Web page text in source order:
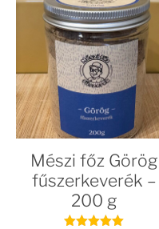
Mészi főz Görög
fűszerkeverék –
200 g